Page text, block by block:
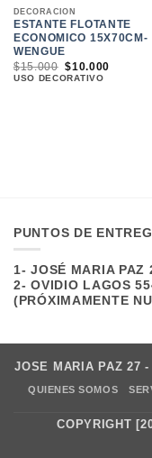
33%
DECORACION
ESTANTE FLOTANTE
ECONOMICO 15X70CM-
WENGUE
$15.000 EL
PRECIO
$10.000
USO DECORATIVO
PUNTOS DE
1- JOSÉ MARIA PAZ
2- OVIDIO LAGOS
(PRÓXIMAMENTE
JOSE MARIA PAZ 27
QUIENES SOMOS
COPYRIGHT